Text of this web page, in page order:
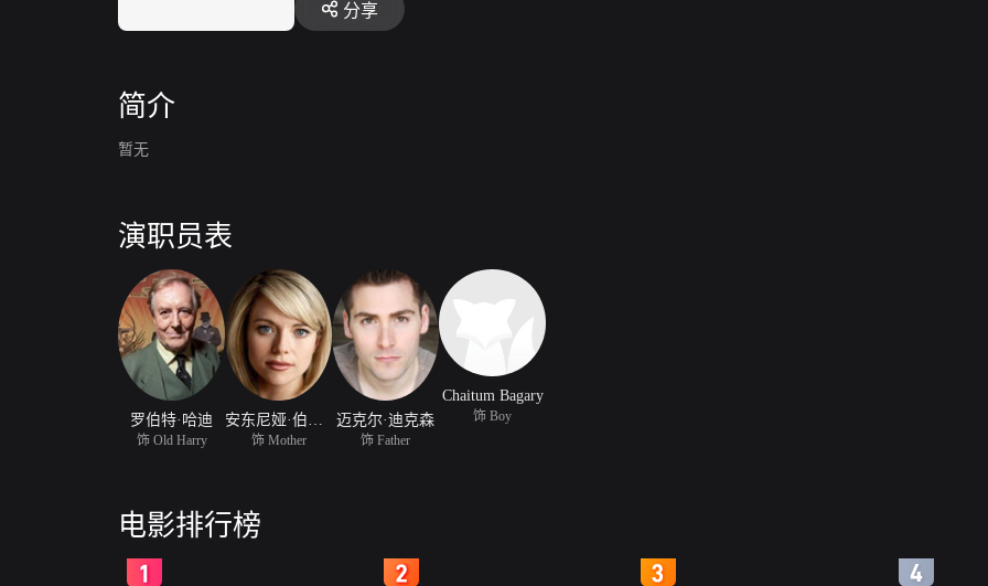
分享
简介
暂无
演职员表
罗伯特·哈迪
饰 Old Harry 饰 Mother
迈克尔·迪克森
饰 Father
Chaitum Bagary
饰 Boy
电影排行榜